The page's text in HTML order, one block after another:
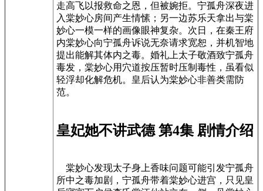
走高飞以报救命之恩，但被婉拒。宁孤舟深夜进
入棠妙心房间产生情愫；另一边苏乐天拿出与棠
妙心一模一样的画像眼神复杂。次日，在秦王府
内棠妙心向宁孤舟诉说无奈请求宽恕，并机智地
提出能解其体内之毒。婚礼上太子敬酒致宁孤舟
毒发，棠妙心用穴道按压暂时压制毒性，虽看似
轻浮却化解危机。皇后认为棠妙心非善类需防
范。
皇妃她不讲武德 第4集 剧情介绍
棠妙心发现太子身上香味问题可能引发宁孤舟
所中之毒加剧，宁孤舟带着棠妙心进宫，只见皇